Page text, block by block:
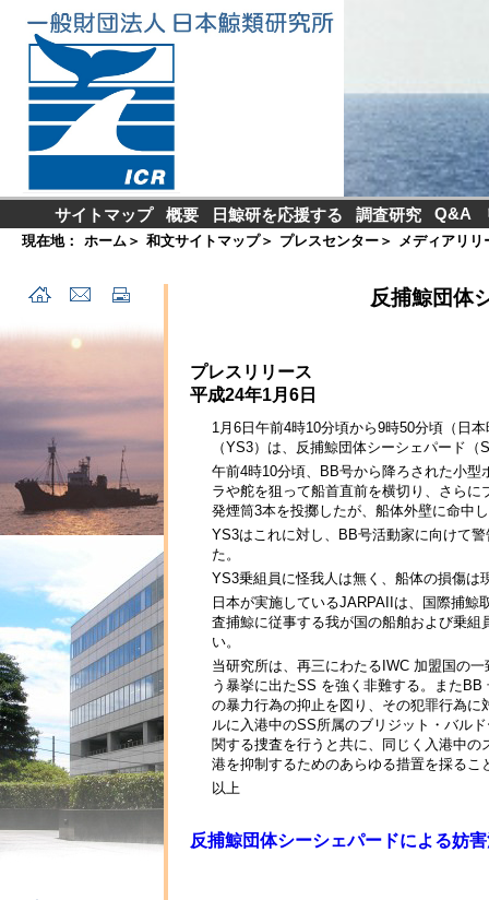
サイトマップ 概要 日鯨研を応援する 調査研究 Q&A
現在地： ホーム ＞ 和文サイトマップ＞ プレスセンター ＞ メディアリリ
反捕鯨団体
プレスリリース
平成24年1月6日
1月6日午前4時10分頃から9時50分頃（日
（YS3）は、反捕鯨団体シーシェパード
午前4時10分頃、BB号から降ろされた小
ラや舵を狙って船首直前を横切り、さら
発煙筒3本を投擲したが、船体外壁に命中
YS3はこれに対し、BB号活動家に向けて
た。
YS3乗組員に怪我人は無く、船体の損傷は
日本が実施しているJARPAIIは、国際捕
査捕鯨に従事する我が国の船舶および乗
い。
当研究所は、再三にわたるIWC 加盟国の
う暴挙に出たSS を強く非難する。また
の暴力行為の抑止を図り、その犯罪行為
ルに入港中のSS所属のブリジット・バル
関する捜査を行うと共に、同じく入港中
港を抑制するためのあらゆる措置を採るこ
以上
反捕鯨団体シーシェパードによる妨